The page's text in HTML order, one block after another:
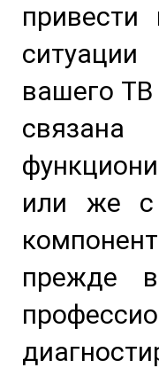
вашего ТВ
или же с
прежде